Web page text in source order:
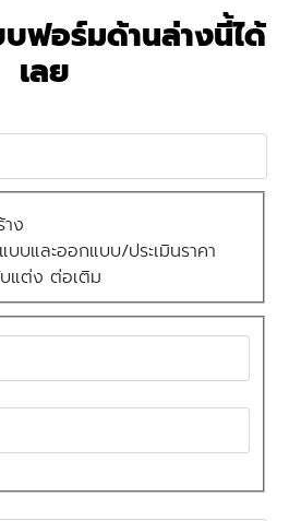
ฟอร์มด้านล่างนี้ได้
เลย
ง
บและออกแบบ/ประเมินราคา
แต่ง ต่อเติม